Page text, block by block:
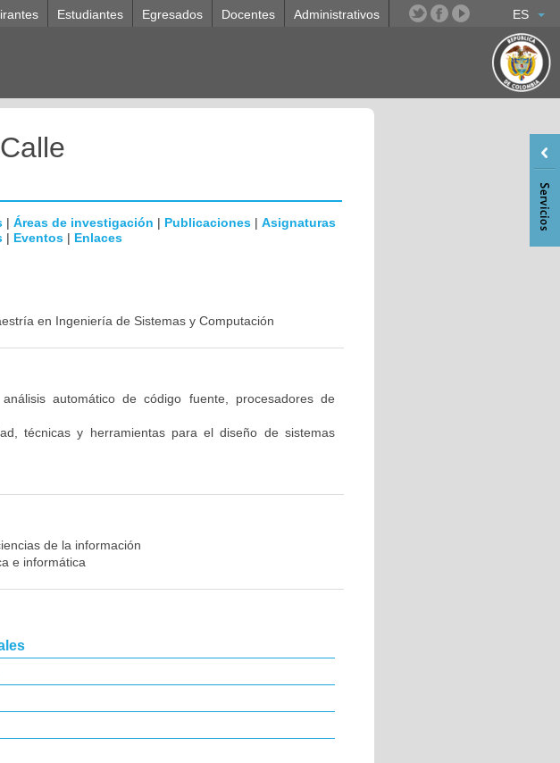
ES
Estudiantes Egresados Docentes Administrativos
| Áreas de investigación | Publicaciones | Asignaturas
| Eventos | Enlaces
en Ingeniería de Sistemas y Computación
automático de código fuente, procesadores de
técnicas y herramientas para el diseño de sistemas
de la información
e informática